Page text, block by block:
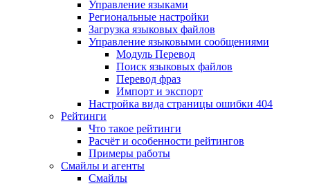
Управление языками
Региональные настройки
Загрузка языковых файлов
Управление языковыми сообщениями
Mодуль Перевод
Поиск языковых файлов
Перевод фраз
Импорт и экспорт
Настройка вида страницы ошибки 404
Рейтинги
Что такое рейтинги
Расчёт и особенности рейтингов
Примеры работы
Смайлы и агенты
Смайлы